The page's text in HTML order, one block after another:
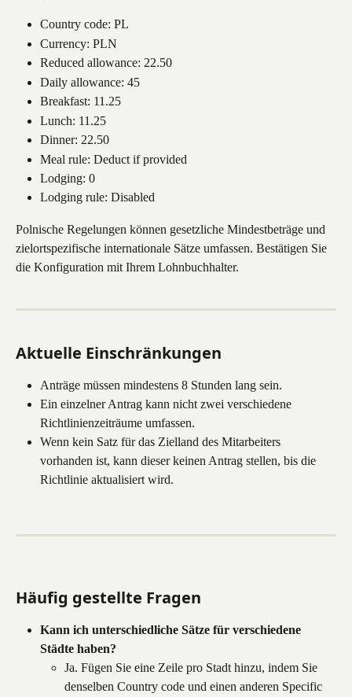
Country code: PL
Currency: PLN
Reduced allowance: 22.50
Daily allowance: 45
Breakfast: 11.25
Lunch: 11.25
Dinner: 22.50
Meal rule: Deduct if provided
Lodging: 0
Lodging rule: Disabled
Polnische Regelungen können gesetzliche Mindestbeträge und
zielortspezifische internationale Sätze umfassen. Bestätigen Sie
die Konfiguration mit Ihrem Lohnbuchhalter.
Aktuelle Einschränkungen
Anträge müssen mindestens 8 Stunden lang sein.
Ein einzelner Antrag kann nicht zwei verschiedene
Richtlinienzeiträume umfassen.
Wenn kein Satz für das Zielland des Mitarbeiters
vorhanden ist, kann dieser keinen Antrag stellen, bis die
Richtlinie aktualisiert wird.
Häufig gestellte Fragen
Kann ich unterschiedliche Sätze für verschiedene
Städte haben?
Ja. Fügen Sie eine Zeile pro Stadt hinzu, indem Sie
denselben Country code und einen anderen Specific